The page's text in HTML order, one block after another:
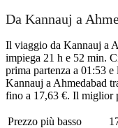
Da Kannauj a
Il viaggio da Kannauj a
impiega 21 h e 52 min.
prima partenza a 01:53
Kannauj a Ahmedabad
fino a 17,63 €. Il miglior
Prezzo più basso